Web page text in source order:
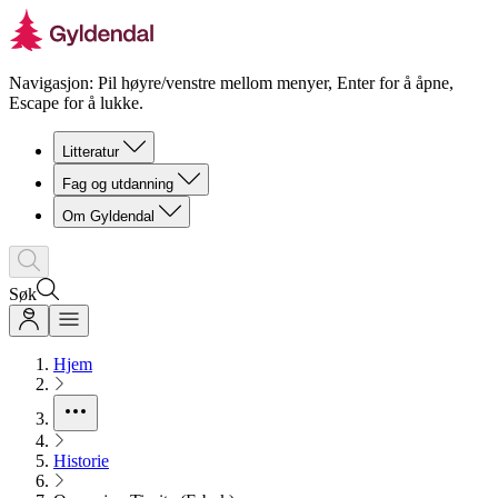
Navigasjon: Pil høyre/venstre mellom menyer, Enter for å åpne,
Escape for å lukke.
Litteratur
Fag og utdanning
Om Gyldendal
Søk
Hjem
Historie